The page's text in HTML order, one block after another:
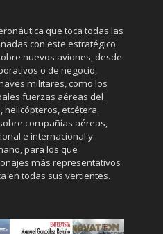
que toca todas las
con este estratégico
nuevos aviones, desde
o de negocio,
militares, como los
fuerzas aéreas del
etcétera.
compañías aéreas,
e internacional y
para los que
más representativos
en todas sus vertientes.